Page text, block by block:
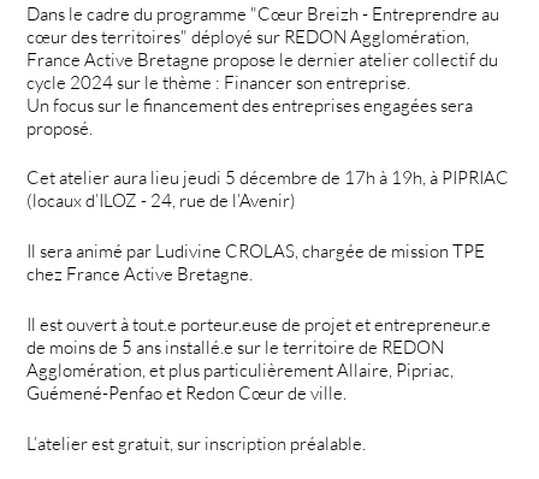
Dans le cadre du programme "Cœur Breizh - Entreprendre au
cœur des territoires" déployé sur REDON Agglomération,
France Active Bretagne propose le dernier atelier collectif du
cycle 2024 sur le thème : Financer son entreprise.
Un focus sur le financement des entreprises engagées sera
proposé.
Cet atelier aura lieu jeudi 5 décembre de 17h à 19h, à PIPRIAC
(locaux d’ILOZ - 24, rue de l’Avenir)
Il sera animé par Ludivine CROLAS, chargée de mission TPE
chez France Active Bretagne.
Il est ouvert à tout.e porteur.euse de projet et entrepreneur.e
de moins de 5 ans installé.e sur le territoire de REDON
Agglomération, et plus particulièrement Allaire, Pipriac,
Guémené-Penfao et Redon Cœur de ville.
L’atelier est gratuit, sur inscription préalable.